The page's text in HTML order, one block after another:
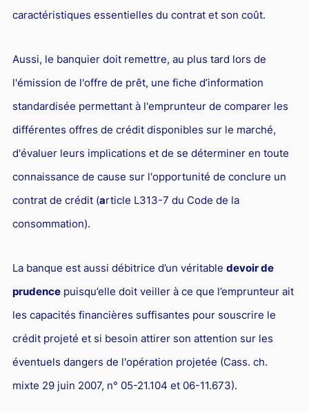
Jurisprudences et actualités
Droit de la réparation et du dommage corporel
Droit du sport
caractéristiques essentielles du contrat et son coût.
Aussi, le banquier doit remettre, au plus tard lors de
l'émission de l'offre de prêt, une fiche d’information
standardisée permettant à l'emprunteur de comparer les
différentes offres de crédit disponibles sur le marché,
d'évaluer leurs implications et de se déterminer en toute
connaissance de cause sur l'opportunité de conclure un
contrat de crédit (article L313-7 du Code de la
consommation).
La banque est aussi débitrice d’un véritable devoir de
prudencepuisqu’elle doit veiller à ce que l’emprunteur ait
les capacités financières suffisantes pour souscrire le
crédit projeté et si besoin attirer son attention sur les
éventuels dangers de l'opération projetée (Cass. ch.
mixte 29 juin 2007, n° 05-21.104 et 06-11.673).